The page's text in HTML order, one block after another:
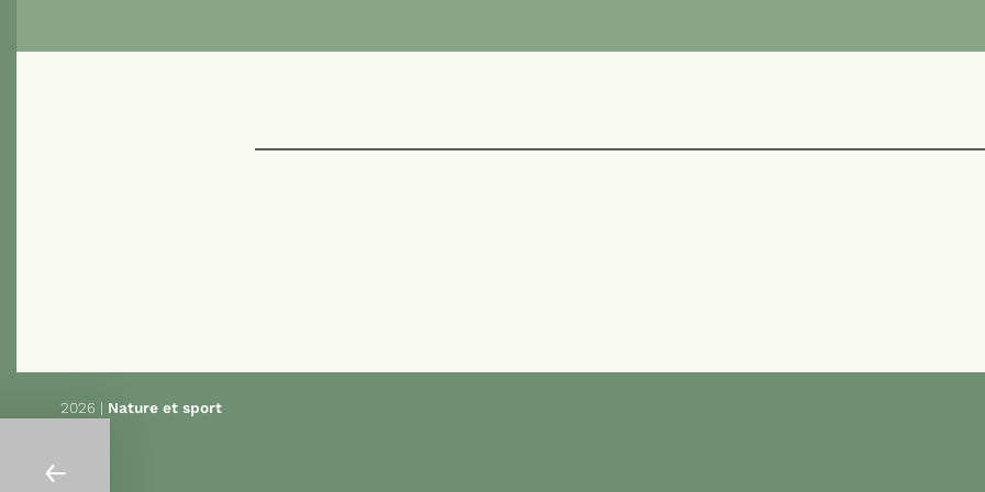
2026 | Nature et sport